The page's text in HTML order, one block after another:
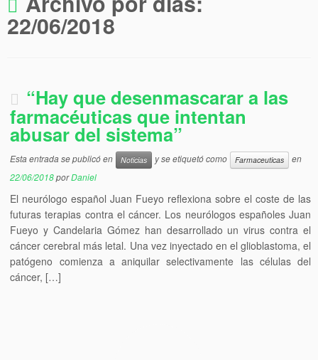
22/06/2018
“Hay que desenmascarar a las
farmacéuticas que intentan
abusar del sistema”
Esta entrada se publicó en Noticias y se etiquetó como Farmaceuticas
en
22/06/2018porDaniel
El neurólogo español Juan Fueyo reflexiona sobre el coste de las
futuras terapias contra el cáncer. Los neurólogos españoles Juan
Fueyo y Candelaria Gómez han desarrollado un virus contra el
cáncer cerebral más letal. Una vez inyectado en el glioblastoma, el
patógeno comienza a aniquilar selectivamente las células del
cáncer, […]